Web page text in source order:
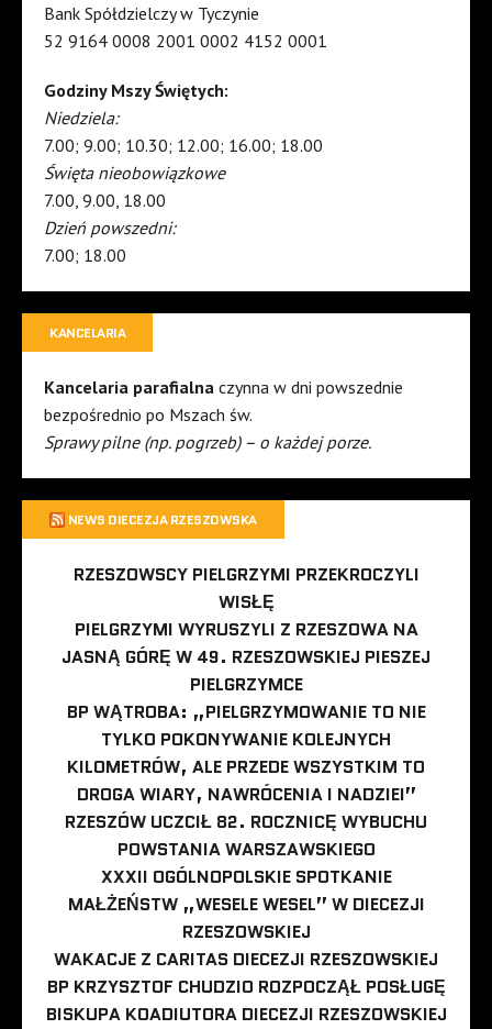
Bank Spółdzielczy w Tyczynie
52 9164 0008 2001 0002 4152 0001
Godziny Mszy Świętych:
Niedziela:
7.00; 9.00; 10.30; 12.00; 16.00; 18.00
Święta nieobowiązkowe
7.00, 9.00, 18.00
Dzień powszedni:
7.00; 18.00
KANCELARIA
Kancelaria parafialna czynna w dni powszednie
bezpośrednio po Mszach św.
Sprawy pilne (np. pogrzeb) – o każdej porze.
NEWS DIECEZJA RZESZOWSKA
RZESZOWSCY PIELGRZYMI PRZEKROCZYLI
WISŁĘ
PIELGRZYMI WYRUSZYLI Z RZESZOWA NA
JASNĄ GÓRĘ W 49. RZESZOWSKIEJ PIESZEJ
PIELGRZYMCE
BP WĄTROBA: „PIELGRZYMOWANIE TO NIE
TYLKO POKONYWANIE KOLEJNYCH
KILOMETRÓW, ALE PRZEDE WSZYSTKIM TO
DROGA WIARY, NAWRÓCENIA I NADZIEI”
RZESZÓW UCZCIŁ 82. ROCZNICĘ WYBUCHU
POWSTANIA WARSZAWSKIEGO
XXXII OGÓLNOPOLSKIE SPOTKANIE
MAŁŻEŃSTW „WESELE WESEL” W DIECEZJI
RZESZOWSKIEJ
WAKACJE Z CARITAS DIECEZJI RZESZOWSKIEJ
BP KRZYSZTOF CHUDZIO ROZPOCZĄŁ POSŁUGĘ
BISKUPA KOADIUTORA DIECEZJI RZESZOWSKIEJ